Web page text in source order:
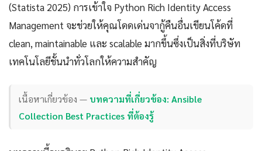
(Statista 2025) การเข้าใจ Python Rich Identity Access
Management จะช่วยให้คุณโดดเด่นจากู้คืนอื่นเขียนโค้ดที่
clean, maintainable และ scalable มากขึ้นซึ่งเป็นสิ่งที่บริษัท
เทคโนโลยีชั้นนำทั่วโลกให้ความสำคัญ
เนื้อหาเกี่ยวข้อง — บทความที่เกี่ยวข้อง: Ansible
Collection Best Practices ที่ต้องรู้